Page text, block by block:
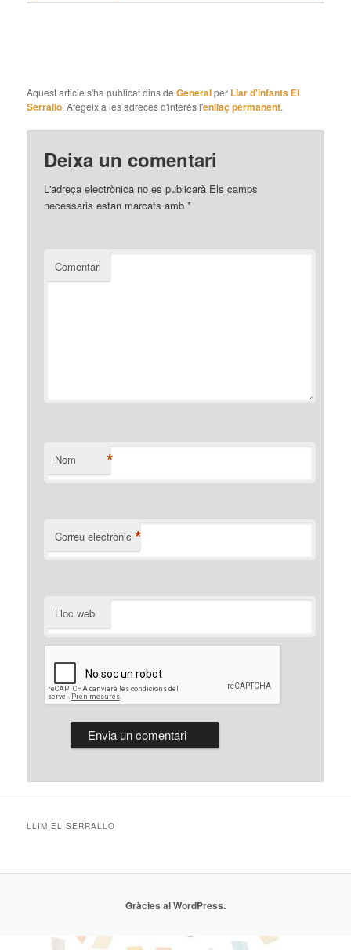
Aquest article s'ha publicat dins deGeneralper Llar d'infants El
Serrallo. Afegeix a les adreces d'interès l'enllaç permanent.
Deixa un comentari
L'adreça electrònica no es publicarà Els camps
necessaris estan marcats amb*
Comentari
Nom *
Correu electrònic *
Lloc web
LLIM EL SERRALLO
Gràcies al WordPress.